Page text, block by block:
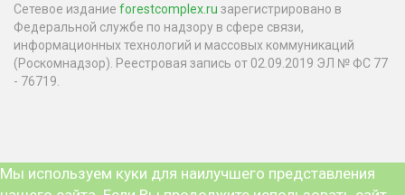
Сетевое издание forestcomplex.ru зарегистрировано в
Федеральной службе по надзору в сфере связи,
информационных технологий и массовых коммуникаций
(Роскомнадзор). Реестровая запись от 02.09.2019 ЭЛ № ФС 77
- 76719.
Мы используем куки для наилучшего представления